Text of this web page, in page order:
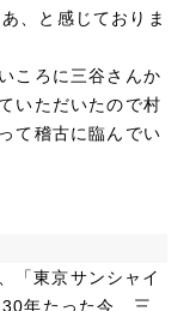
、と感じておりま
ころに三谷さんか
いただいたので村
て稽古に臨んでい
「東京サンシャイ
年たった今、三